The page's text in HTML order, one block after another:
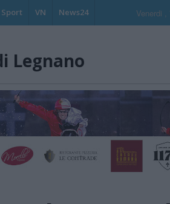
Sport VN News24 Venerdi
Legnano